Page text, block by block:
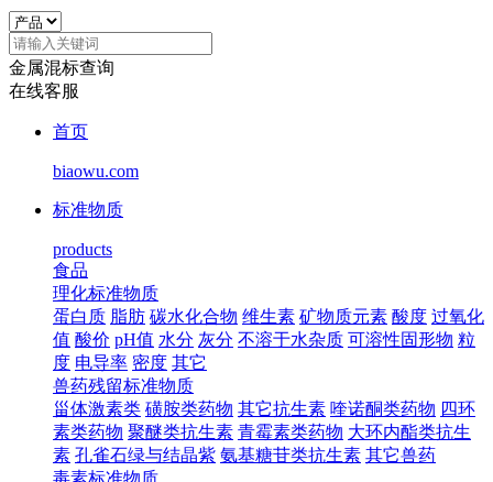
金属混标查询
在线客服
首页
biaowu.com
标准物质
products
食品
理化标准物质
蛋白质 脂肪 碳水化合物 维生素 矿物质元素 酸度 过氧化
值 酸价 pH值 水分 灰分 不溶于水杂质 可溶性固形物 粒
度 电导率 密度 其它
兽药残留标准物质
甾体激素类 磺胺类药物 其它抗生素 喹诺酮类药物 四环
素类药物 聚醚类抗生素 青霉素类药物 大环内酯类抗生
素 孔雀石绿与结晶紫 氨基糖苷类抗生素 其它兽药
毒素标准物质